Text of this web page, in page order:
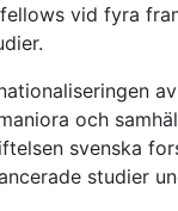
vid fyra
och
svenska
studier